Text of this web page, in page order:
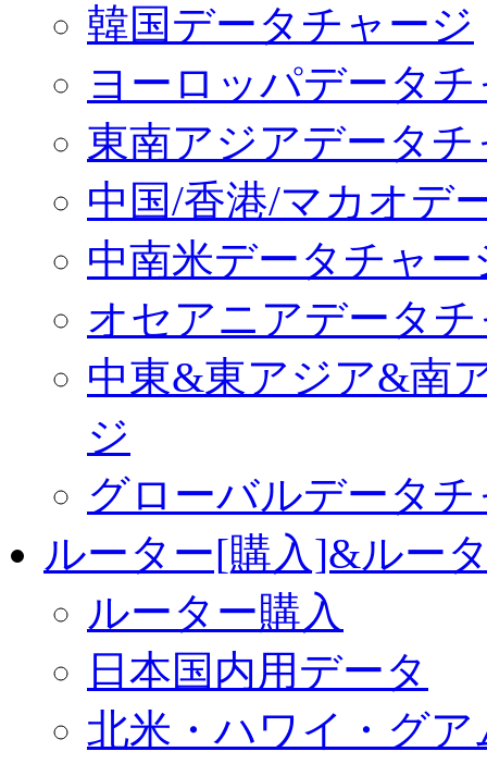
韓国データチャージ
ヨーロッパデータ
東南アジアデータチ
中国/香港/マカオデ
中南米データチャー
オセアニアデータ
中東&東アジア&南
ジ
グローバルデータ
ルーター[購入]&ルー
ルーター購入
日本国内用データ
北米・ハワイ・グ